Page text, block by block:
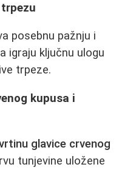
posebnu pažnju i
igraju ključnu ulogu
trpeze.
kupusa i
glavice crvenog
tunjevine uložene